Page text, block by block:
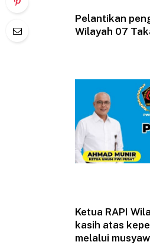
Pelantikan
Wilayah 07
Ketua RAPI
kasih atas
melalui